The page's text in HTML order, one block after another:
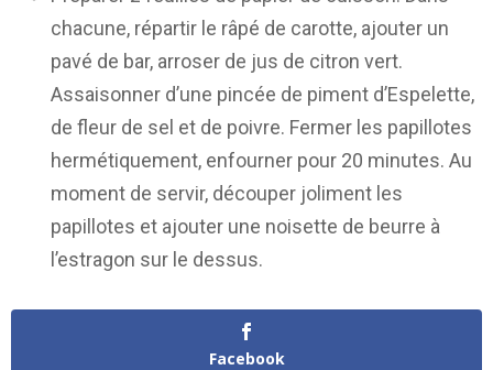
chacune, répartir le râpé de carotte, ajouter un
pavé de bar, arroser de jus de citron vert.
Assaisonner d’une pincée de piment d’Espelette,
de fleur de sel et de poivre. Fermer les papillotes
hermétiquement, enfourner pour 20 minutes. Au
moment de servir, découper joliment les
papillotes et ajouter une noisette de beurre à
l’estragon sur le dessus.
Facebook